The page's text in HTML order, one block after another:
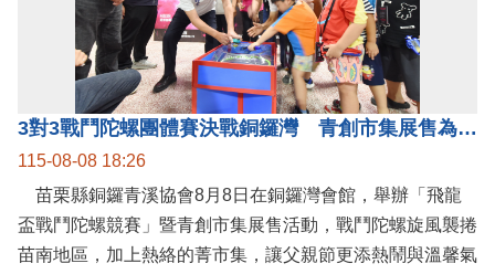
3對3戰鬥陀螺團體賽決戰銅鑼灣 青創市集展售為父親節增添繽紛
115-08-08 18:26
苗栗縣銅鑼青溪協會8月8日在銅鑼灣會館，舉辦「飛龍
盃戰鬥陀螺競賽」暨青創市集展售活動，戰鬥陀螺旋風襲捲
苗南地區，加上熱絡的菁市集，讓父親節更添熱鬧與溫馨氣